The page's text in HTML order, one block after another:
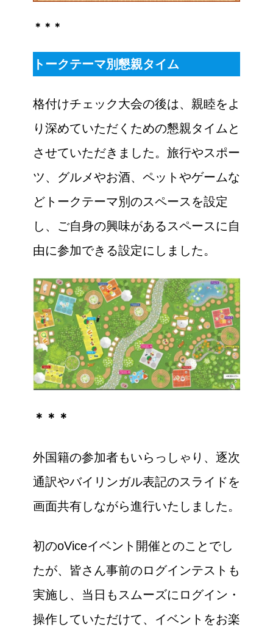
＊＊＊
トークテーマ別懇親タイム
格付けチェック大会の後は、親睦をよ
り深めていただくための懇親タイムと
させていただきました。旅行やスポー
ツ、グルメやお酒、ペットやゲームな
どトークテーマ別のスペースを設定
し、ご自身の興味があるスペースに自
由に参加できる設定にしました。
＊＊＊
外国籍の参加者もいらっしゃり、逐次
通訳やバイリンガル表記のスライドを
画面共有しながら進行いたしました。
初のoViceイベント開催とのことでし
たが、皆さん事前のログインテストも
実施し、当日もスムーズにログイン・
操作していただけて、イベントをお楽